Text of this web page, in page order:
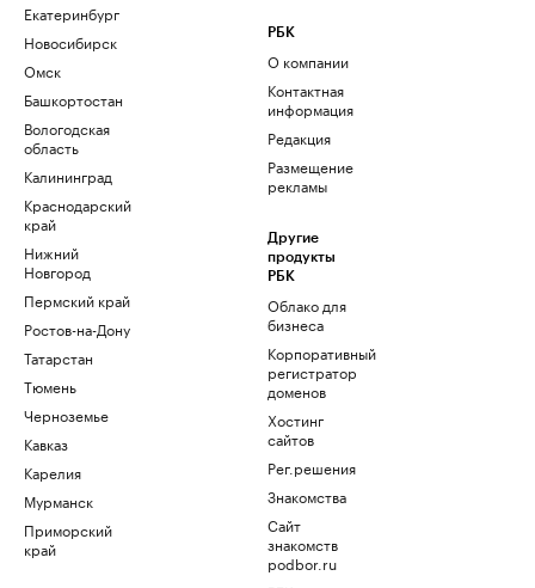
Екатеринбург
Новосибирск
Омск
Башкортостан
Вологодская
область
Калининград
Краснодарский
край
Нижний
Новгород
Пермский край
Ростов-на-Дону
Татарстан
Тюмень
Черноземье
Кавказ
Карелия
Мурманск
Приморский
край
РБК
О компании
Контактная
информация
Редакция
Размещение
рекламы
Другие
продукты
РБК
Облако для
бизнеса
Корпоративный
регистратор
доменов
Хостинг
сайтов
Рег.решения
Знакомства
Сайт
знакомств
podbor.ru